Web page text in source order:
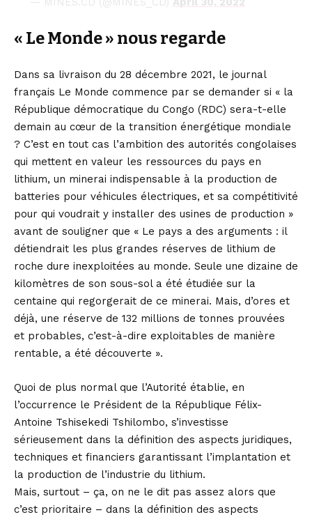
« Le Monde » nous regarde
Dans sa livraison du 28 décembre 2021, le journal
français Le Monde commence par se demander si « la
République démocratique du Congo (RDC) sera-t-elle
demain au cœur de la transition énergétique mondiale
? C’est en tout cas l’ambition des autorités congolaises
qui mettent en valeur les ressources du pays en
lithium, un minerai indispensable à la production de
batteries pour véhicules électriques, et sa compétitivité
pour qui voudrait y installer des usines de production »
avant de souligner que « Le pays a des arguments : il
détiendrait les plus grandes réserves de lithium de
roche dure inexploitées au monde. Seule une dizaine de
kilomètres de son sous-sol a été étudiée sur la
centaine qui regorgerait de ce minerai. Mais, d’ores et
déjà, une réserve de 132 millions de tonnes prouvées
et probables, c’est-à-dire exploitables de manière
rentable, a été découverte ».
Quoi de plus normal que l’Autorité établie, en
l’occurrence le Président de la République Félix-
Antoine Tshisekedi Tshilombo, s’investisse
sérieusement dans la définition des aspects juridiques,
techniques et financiers garantissant l’implantation et
la production de l’industrie du lithium.
Mais, surtout – ça, on ne le dit pas assez alors que
c’est prioritaire – dans la définition des aspects